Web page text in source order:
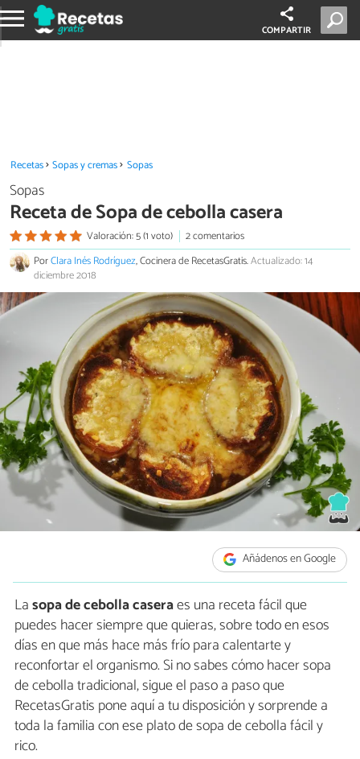
COMPARTIR
Recetas Sopas y cremas Sopas
Sopas
Receta de Sopa de cebolla casera
Valoración: 5 (1 voto)
2 comentarios
PorClara Inés Rodríguez, Cocinera de RecetasGratis.Actualizado: 14
diciembre 2018
Añádenos en Google
Lasopa de cebolla caseraes una receta fácil que
puedes hacer siempre que quieras, sobre todo en esos
días en que más hace más frío para calentarte y
reconfortar el organismo. Si no sabes cómo hacer sopa
de cebolla tradicional, sigue el paso a paso que
RecetasGratis pone aquí a tu disposición y sorprende a
toda la familia con ese plato de sopa de cebolla fácil y
rico.